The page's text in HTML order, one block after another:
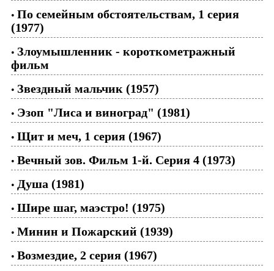
• По семейным обстоятельствам, 1 серия
(1977)
• Злоумышленник - короткометражный
фильм
• Звездный мальчик (1957)
• Эзоп "Лиса и виноград" (1981)
• Щит и меч, 1 серия (1967)
• Вечный зов. Фильм 1-й. Серия 4 (1973)
• Душа (1981)
• Шире шаг, маэстро! (1975)
• Минин и Пожарский (1939)
• Возмездие, 2 серия (1967)